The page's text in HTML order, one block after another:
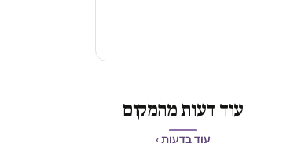
עוד דעות מהמקום
עוד בדעות ›